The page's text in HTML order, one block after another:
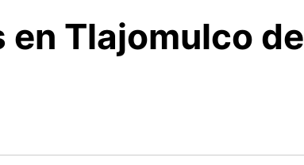
Tlajomulco de